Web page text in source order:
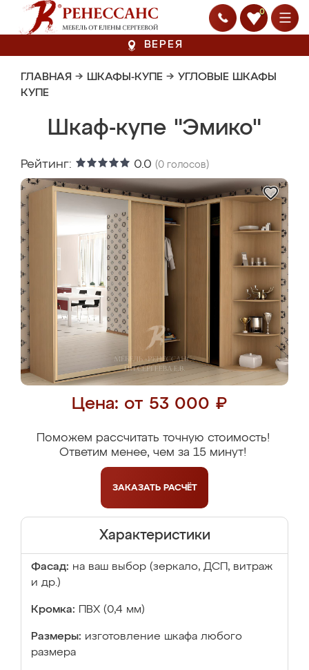
0
ВЕРЕЯ
ГЛАВНАЯ → ШКАФЫ-КУПЕ → УГЛОВЫЕ ШКАФЫ
КУПЕ
Шкаф-купе "Эмико"
Рейтинг: 0.0 (0 голосов)
Цена: от 53 000 ₽
Поможем рассчитать точную стоимость!
Ответим менее, чем за 15 минут!
ЗАКАЗАТЬ РАСЧЁТ
Характеристики
Фасад: на ваш выбор (зеркало, ДСП, витраж
и др.)
Кромка: ПВХ (0,4 мм)
Размеры: изготовление шкафа любого
размера